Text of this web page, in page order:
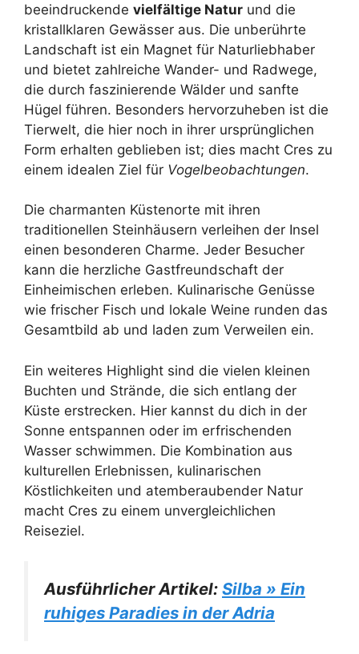
beeindruckende vielfältige Natur und die
kristallklaren Gewässer aus. Die unberührte
Landschaft ist ein Magnet für Naturliebhaber
und bietet zahlreiche Wander- und Radwege,
die durch faszinierende Wälder und sanfte
Hügel führen. Besonders hervorzuheben ist die
Tierwelt, die hier noch in ihrer ursprünglichen
Form erhalten geblieben ist; dies macht Cres zu
einem idealen Ziel für Vogelbeobachtungen.
Die charmanten Küstenorte mit ihren
traditionellen Steinhäusern verleihen der Insel
einen besonderen Charme. Jeder Besucher
kann die herzliche Gastfreundschaft der
Einheimischen erleben. Kulinarische Genüsse
wie frischer Fisch und lokale Weine runden das
Gesamtbild ab und laden zum Verweilen ein.
Ein weiteres Highlight sind die vielen kleinen
Buchten und Strände, die sich entlang der
Küste erstrecken. Hier kannst du dich in der
Sonne entspannen oder im erfrischenden
Wasser schwimmen. Die Kombination aus
kulturellen Erlebnissen, kulinarischen
Köstlichkeiten und atemberaubender Natur
macht Cres zu einem unvergleichlichen
Reiseziel.
Ausführlicher Artikel: Silba » Ein
ruhiges Paradies in der Adria